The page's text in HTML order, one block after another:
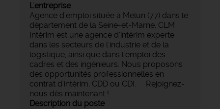
L'entreprise
Agence d’emploi située à Melun (77) dans le
département de la Seine-et-Marne, CLM
Intérim est une agence d’intérim experte
dans les secteurs de l'industrie et de la
logistique, ainsi que dans l'emploi des
cadres et des ingénieurs. Nous proposons
des opportunités professionnelles en
contrat d'intérim, CDD ou CDI. Rejoignez-
nous dès maintenant !
Description du poste